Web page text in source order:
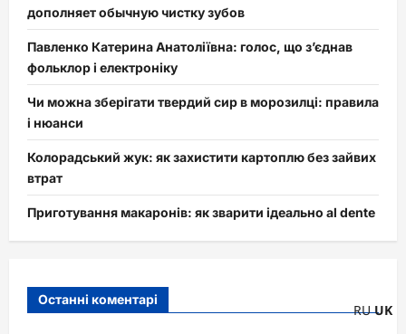
дополняет обычную чистку зубов
Павленко Катерина Анатоліївна: голос, що з’єднав
фольклор і електроніку
Чи можна зберігати твердий сир в морозилці: правила
і нюанси
Колорадський жук: як захистити картоплю без зайвих
втрат
Приготування макаронів: як зварити ідеально al dente
Останні коментарі
RU UK